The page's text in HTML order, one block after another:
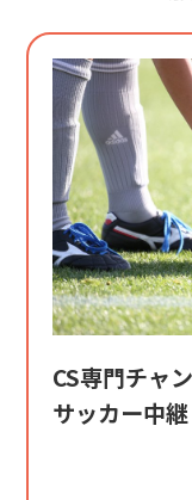
CS専門チャ
サッカー中